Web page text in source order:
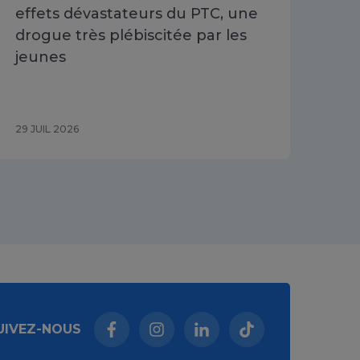
effets dévastateurs du PTC, une
drogue très plébiscitée par les
jeunes
29 JUIL 2026
NOUS
Facebook (nouvelle fenêtre)
Instagram (nouvelle fenêtre)
Linkedin (nouvelle
Tiktok (nouvelle